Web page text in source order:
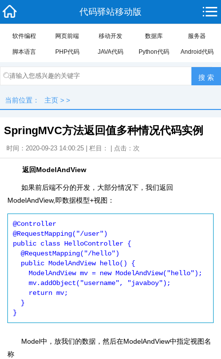
代码驿站移动版
软件编程 网页前端 移动开发 数据库 服务器
脚本语言 PHP代码 JAVA代码 Python代码 Android代码
当前位置： 主页 > >
SpringMVC方法返回值多种情况代码实例
时间：2020-09-23 14:00:25 | 栏目： | 点击： 次
返回ModelAndView
如果前后端不分的开发，大部分情况下，我们返回
ModelAndView,即数据模型+视图：
@Controller
@RequestMapping("/user")
public class HelloController {
}
Model中，放我们的数据，然后在ModelAndView中指定视图名
称